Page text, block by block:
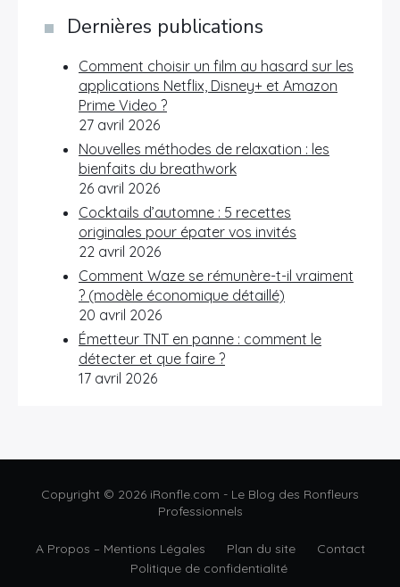
Dernières publications
Comment choisir un film au hasard sur les
applications Netflix, Disney+ et Amazon
Prime Video ?
27 avril 2026
Nouvelles méthodes de relaxation : les
bienfaits du breathwork
26 avril 2026
Cocktails d’automne : 5 recettes
originales pour épater vos invités
22 avril 2026
Comment Waze se rémunère-t-il vraiment
? (modèle économique détaillé)
20 avril 2026
Émetteur TNT en panne : comment le
détecter et que faire ?
17 avril 2026
Copyright © 2026 iRonfle.com - Le Blog des Ronfleurs
Professionnels
A Propos – Mentions Légales Plan du site
Contact
Politique de confidentialité